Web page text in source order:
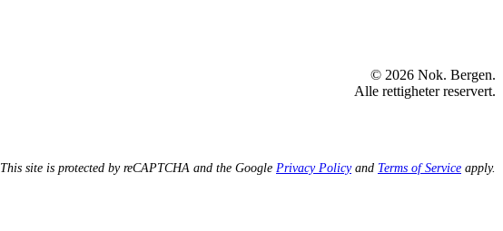
© 2026 Nok. Bergen.
Alle rettigheter reservert.
This site is protected by reCAPTCHA and the Google Privacy Policyand Terms of Service apply.